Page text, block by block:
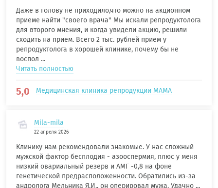
Даже в голову не приходило,что можно на акционном
приеме найти "своего врача" Мы искали репродуктолога
для второго мнения, и когда увидели акцию, решили
сходить на прием. Всего 2 тыс. рублей прием у
репродуктолога в хорошей клинике, почему бы не
воспол ...
Читать полностью
5,0 Медицинская клиника репродукции МАМА
Mila-mila
22 апреля 2026
Клинику нам рекомендовали знакомые. У нас сложный
мужской фактор бесплодия - азооспермия, плюс у меня
низкий овариальный резерв и АМГ -0,8 на фоне
генетической предрасположенности. Обратились из-за
андролога Мельника Я.И., он оперировал мужа. Удачно ...